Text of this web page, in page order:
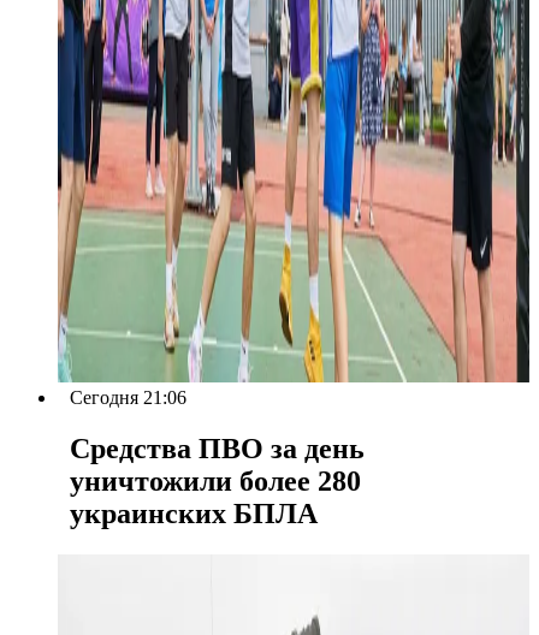
Сегодня 21:06
Средства ПВО за день
уничтожили более 280
украинских БПЛА